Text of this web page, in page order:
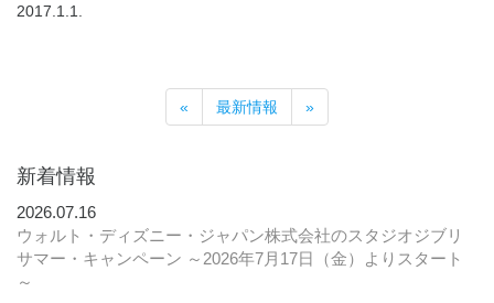
2017.1.1.
« 最新情報 »
新着情報
2026.07.16
ウォルト・ディズニー・ジャパン株式会社のスタジオジブリ
サマー・キャンペーン ～2026年7月17日（金）よりスタート
～